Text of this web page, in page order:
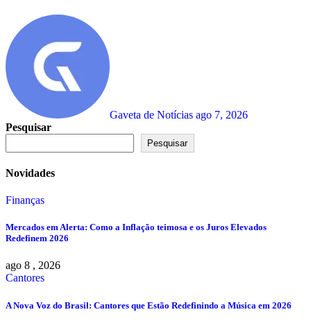
Gaveta de Notícias ago 7, 2026
Pesquisar
Pesquisar
Novidades
Finanças
Mercados em Alerta: Como a Inflação teimosa e os Juros Elevados
Redefinem 2026
ago 8 , 2026
Cantores
A Nova Voz do Brasil: Cantores que Estão Redefinindo a Música em 2026